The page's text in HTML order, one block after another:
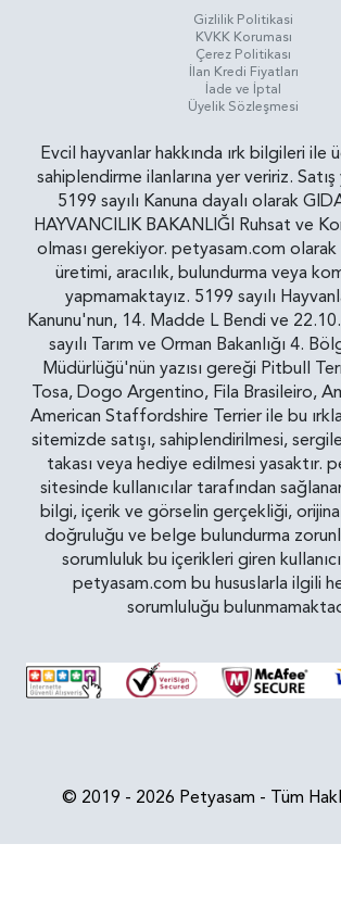
Gizlilik Politikasi
KVKK Koruması
Çerez Politikası
İlan Kredi Fiyatları
İade ve İptal
Üyelik Sözleşmesi
Evcil hayvanlar hakkında ırk bilgileri ile
sahiplendirme ilanlarına yer veririz.
5199 sayılı Kanuna dayalı olarak
HAYVANCILIK BAKANLIĞI Ruhsat ve
olması gerekiyor. petyasam.com olarak
üretimi, aracılık, bulundurma veya
yapmamaktayız. 5199 sayılı
Kanunu'nun, 14. Madde L Bendi ve
sayılı Tarım ve Orman Bakanlığı 4.
Müdürlüğü'nün yazısı gereği Pitbull
Tosa, Dogo Argentino, Fila Brasileiro,
American Staffordshire Terrier ile bu
sitemizde satışı, sahiplendirilmesi,
takası veya hediye edilmesi yasaktır.
sitesinde kullanıcılar tarafından
bilgi, içerik ve görselin gerçekliği,
doğruluğu ve belge bulundurma
sorumluluk bu içerikleri giren
petyasam.com bu hususlarla ilgili
sorumluluğu
© 2019 - 2026 Petyasam - Tüm